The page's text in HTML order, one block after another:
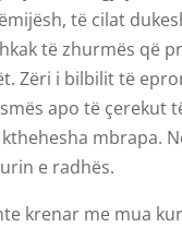
të cilat
të zhurmës që
Zëri i bilbilit të
apo të çerekut
mbrapa.
e radhës.
krenar me mua